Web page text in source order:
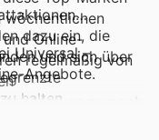
Online-
regelmäßig von
Marken zu noch
machen.
dazu ein, die
und sich über
halten.
Universal –
Angebote.